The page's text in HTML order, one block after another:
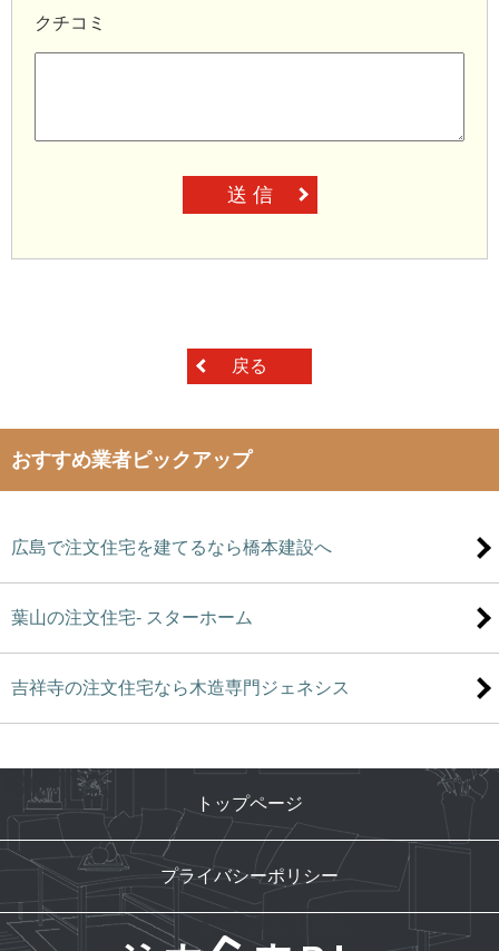
クチコミ
送 信
戻る
おすすめ業者ピックアップ
広島で注文住宅を建てるなら橋本建設へ
葉山の注文住宅- スターホーム
吉祥寺の注文住宅なら木造専門ジェネシス
トップページ
プライバシーポリシー